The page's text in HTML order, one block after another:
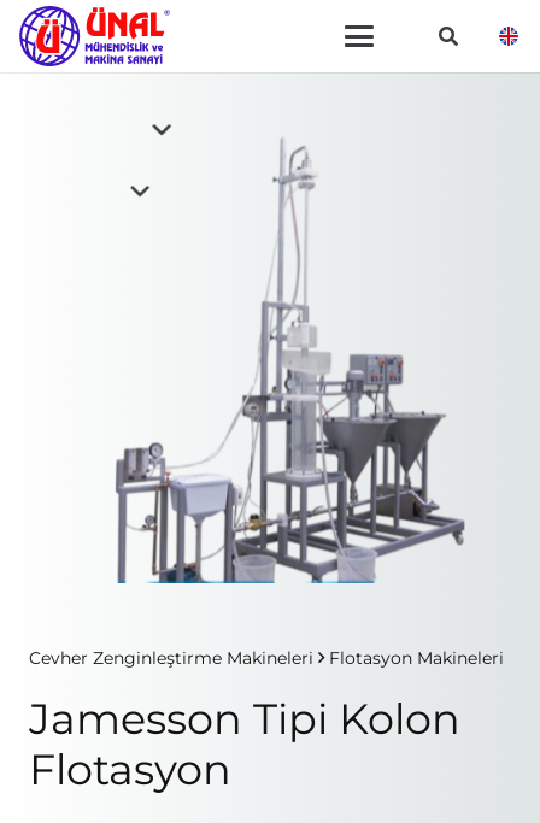
Cevher Zenginleştirme Makineleri Flotasyon Makineleri
Jamesson Tipi Kolon
Flotasyon